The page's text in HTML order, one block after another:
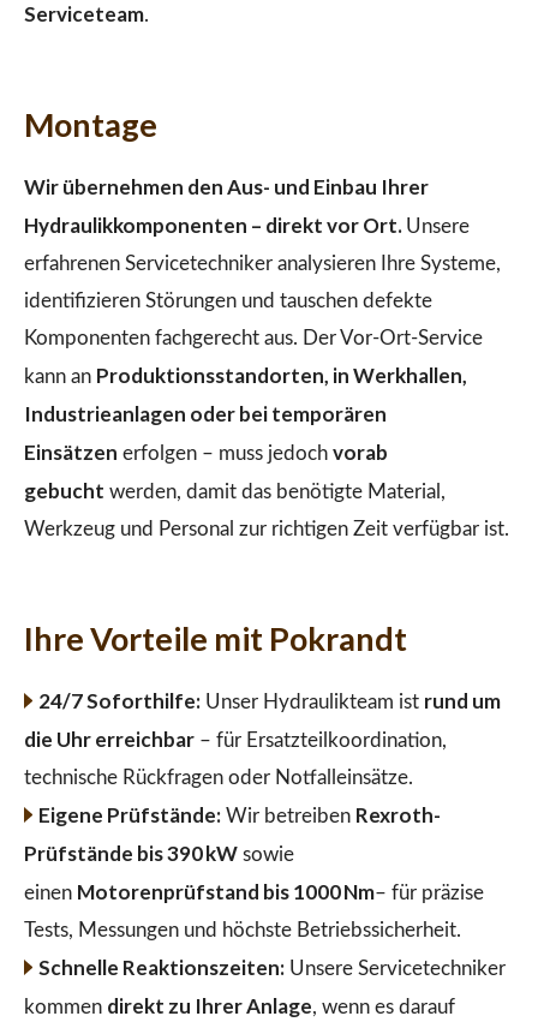
Serviceteam.
Montage
Wir übernehmen den Aus- und Einbau Ihrer
Hydraulikkomponenten – direkt vor Ort. Unsere
erfahrenen Servicetechniker analysieren Ihre Systeme,
identifizieren Störungen und tauschen defekte
Komponenten fachgerecht aus. Der Vor-Ort-Service
kann an Produktionsstandorten, in Werkhallen,
Industrieanlagen oder bei temporären
Einsätzen erfolgen – muss jedoch vorab
gebucht werden, damit das benötigte Material,
Werkzeug und Personal zur richtigen Zeit verfügbar ist.
Ihre Vorteile mit Pokrandt
24/7 Soforthilfe:Unser Hydraulikteam ist rund um
die Uhr erreichbar – für Ersatzteilkoordination,
technische Rückfragen oder Notfalleinsätze.
Eigene Prüfstände:Wir betreiben Rexroth-
Prüfstände bis 390 kW sowie
einen Motorenprüfstand bis 1000 Nm– für präzise
Tests, Messungen und höchste Betriebssicherheit.
Schnelle Reaktionszeiten:Unsere Servicetechniker
kommen direkt zu Ihrer Anlage, wenn es darauf